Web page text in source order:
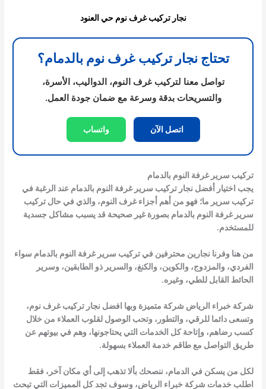
نجار تركيب غرف نوم حي العنود
تحتاج نجار تركيب غرف نوم بالدمام؟
تواصل معنا لتركيب غرف النوم، الدواليب، الأسرة،
والتسريحات بدقة وسرعة مع ضمان جودة العمل.
اتصل الآن واتساب
تركيب سرير غرفة النوم بالدمام
يجب اختيار أفضلنجار تركيب سرير غرفة النوم بالدمام عند الرغبة في
تركيب سرير ما؛ فهو من أهم أجزاء غرف النوم، والذي في حالتركيب
سرير غرفة النوم بالدمام بصورة غير صحيحة قد يسبب مشاكل جسدية
للمستخدم.
من هنا وفرنا نجارين محترفين فيتركيب سرير غرفة النوم بالدمام سواء
الفردي، والمزدوج، والكوين، والكنغ، والسرير ذو الطابقين، وسرير
الحائط القابل للطي، وغيره.
شركة خبراء الرياض شركة متميزة وبها افضل نجار تركيب غرف نوم،
وتسعى دائما للرقي، والتطور، وتحب الوصول لقلوب العملاء من خلال
كسب رضاهم، وإتاحة كل الخدمات التي يحتاجونها، وهم في بيوتهم عن
طريق التواصل مع طاقم خدمة العملاء بسهولة.
لكل من يسكن في الدمام، ننصحك بألا تذهب إلى أي مكان آخر، فقط
اطلب خدمات شركة خبراء الرياض، وسوف تجد كل المميزات التي تبحث